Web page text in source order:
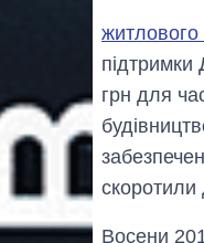
житлового
грн для
Восени